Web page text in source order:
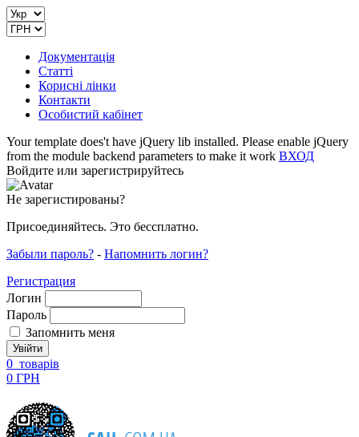
Документація
Статті
Корисні лінки
Контакти
Особистий кабінет
Your template does't have jQuery lib installed. Please enable jQuery
from the module backend parameters to make it work ВХОД
Войдите или зарегистрируйтесь
Не зарегистированы?
Присоединяйтесь. Это бессплатно.
Забыли пароль? - Напомнить логин?
Регистрация
Логин
Пароль
Запомнить меня
0 товарів
0 ГРН